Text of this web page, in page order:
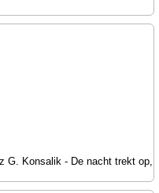
G. Konsalik - De nacht trekt op,